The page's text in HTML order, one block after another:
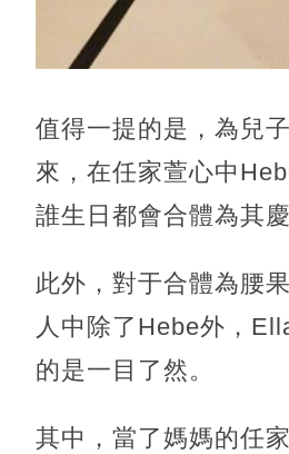
值得一提的是，為兒
來，在任家萱心中
誰生日都會合體為其
此外，對于合體為腰
人中除了Hebe外，
的是一目了然。
其中，當了媽媽的任